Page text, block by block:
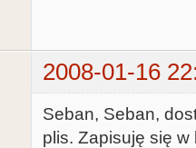
2008-01-16
Seban, Seban,
plis. Zapisuję się